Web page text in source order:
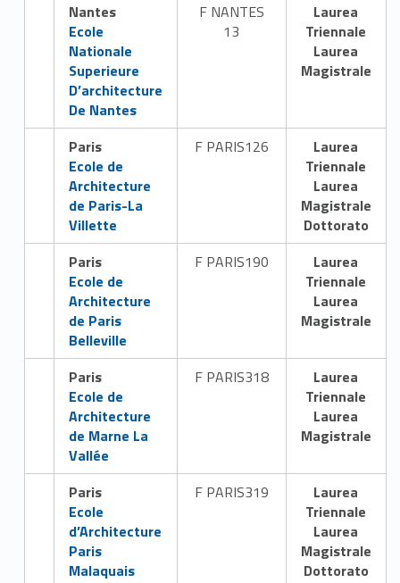
Nantes
Link identifier #identifier__109134-4
Ecole
Nationale
Superieure
D’architecture
De Nantes
F NANTES
13
Laurea
Triennale
Laurea
Magistrale
Paris
Link identifier #identifier__149216-5
Ecole de
Architecture
de Paris-La
Villette
F PARIS126
Laurea
Triennale
Laurea
Magistrale
Dottorato
Paris
Link identifier #identifier__128534-6
Ecole de
Architecture
de Paris
Belleville
F PARIS190
Laurea
Triennale
Laurea
Magistrale
Paris
Link identifier #identifier__123390-7
Ecole de
Architecture
de Marne La
Vallée
F PARIS318
Laurea
Triennale
Laurea
Magistrale
Paris
Link identifier #identifier__176819-8
Ecole
d’Architecture
Paris
Malaquais
F PARIS319
Laurea
Triennale
Laurea
Magistrale
Dottorato